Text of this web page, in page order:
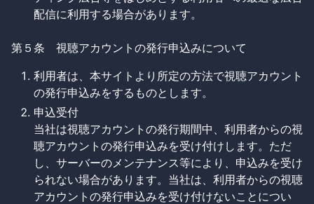
配信に利用する場合があります。
第５条 視聴アカウントの発行申込みについて
利用者は、本サイトより所定の方法で視聴アカウント
の発行申込みをするものとします。
申込受付
当社は視聴アカウントの発行期間中、利用者からの視
聴アカウントの発行申込みを受け付けします。ただ
し、サーバーのメンテナンス等により、申込みを受け
られない場合があります。当社は、利用者からの視聴
アカウントの発行申込みを受け付けないことについ